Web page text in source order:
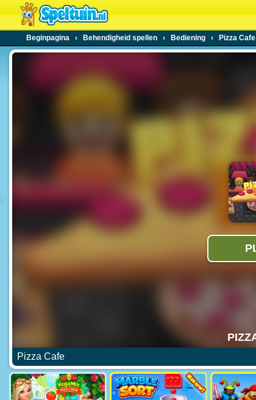
Beginpagina › Behendigheid spellen › Bediening › Pizza Cafe
Pizza Cafe